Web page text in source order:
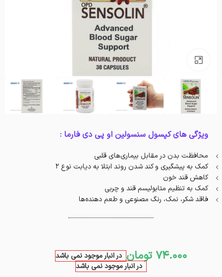
ویژگی های کپسول سنسولین او پی دی فارما :
محافظت بدن در مقابل بیماری‌های قلبی
کمک به پیشگیری و کند شدن روند ابتلا به دیابت نوع ۲
کاهش قند خون
کمک به تنظیم متابولیسم قند و چربی
فاقد شکر، نمک، رنگ مصنوعی و طعم دهنده‌ها
74.000 تومان در انبار موجود نمی باشد
در انبار موجود نمی باشد